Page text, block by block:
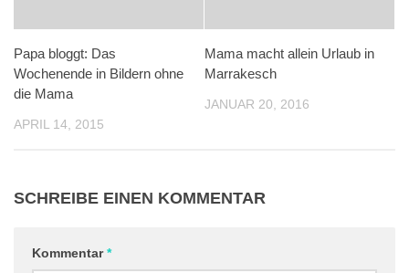
Papa bloggt: Das
Wochenende in Bildern ohne
die Mama
APRIL 14, 2015
Mama macht allein Urlaub in
Marrakesch
JANUAR 20, 2016
SCHREIBE EINEN KOMMENTAR
Kommentar*